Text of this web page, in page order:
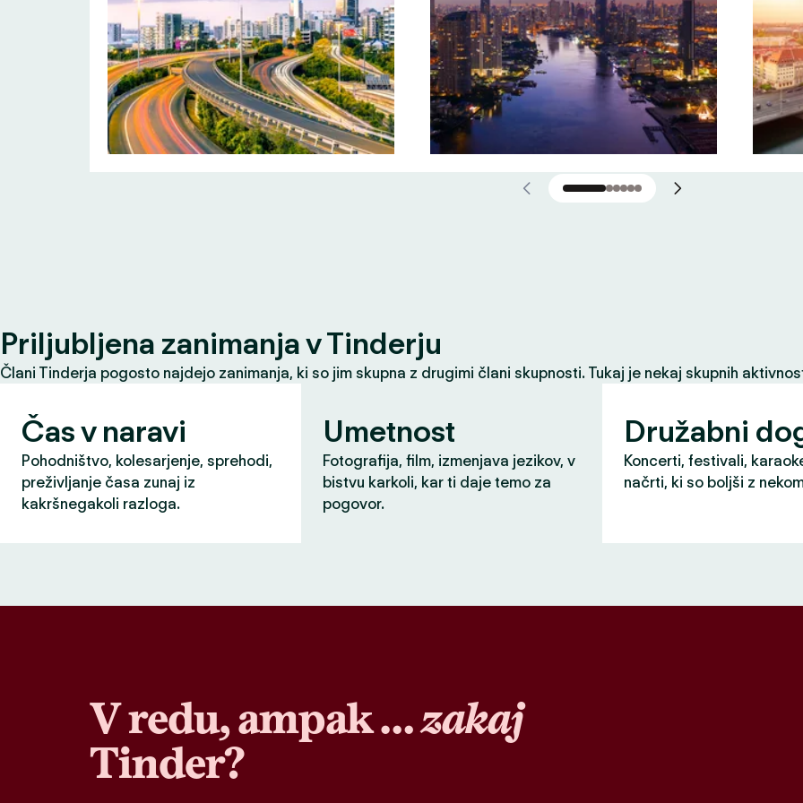
Priljubljena zanimanja v Tinderju
Člani Tinderja pogosto najdejo zanimanja, ki so jim skupna z drugimi člani skupnosti. Tukaj je nekaj skupnih
Čas v naravi
Pohodništvo, kolesarjenje, sprehodi,
preživljanje časa zunaj iz
kakršnegakoli razloga.
Umetnost
Fotografija, film, izmenjava jezikov, v
bistvu karkoli, kar ti daje temo za
pogovor.
Družabni
Koncerti, festivali,
načrti, ki so boljši z
V redu, ampak …zakaj
Tinder?